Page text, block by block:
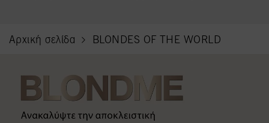
Αρχική σελίδα BLONDES OF THE WORLD
current page